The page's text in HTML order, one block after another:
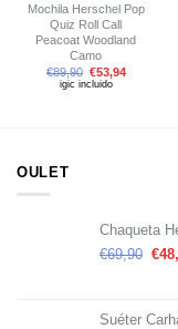
Mochila Herschel Pop
Quiz Roll Call
Peacoat Woodland
Camo
€89,90 €53,94
igic incluido
OULET
Chaqueta
€69,90 €
Suéter